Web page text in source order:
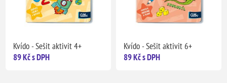
Kvído - Sešit aktivit 4+
89 Kč s DPH
Kvído - Sešit aktivit 6+
89 Kč s DPH